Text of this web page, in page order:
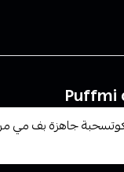
شركة فابريسو سحبات تحتوي علي 1500 مزة النكوتسحبة